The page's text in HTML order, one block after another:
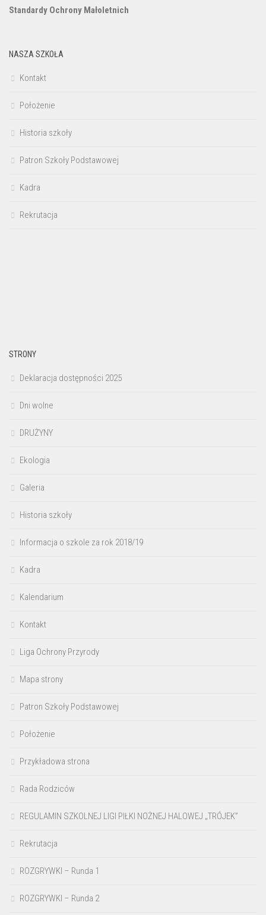
Standardy Ochrony Małoletnich
NASZA SZKOŁA
Kontakt
Położenie
Historia szkoły
Patron Szkoły Podstawowej
Kadra
Rekrutacja
STRONY
Deklaracja dostępności 2025
Dni wolne
DRUŻYNY
Ekologia
Galeria
Historia szkoły
Informacja o szkole za rok 2018/19
Kadra
Kalendarium
Kontakt
Liga Ochrony Przyrody
Mapa strony
Patron Szkoły Podstawowej
Położenie
Przykładowa strona
Rada Rodziców
REGULAMIN SZKOLNEJ LIGI PIŁKI NOŻNEJ HALOWEJ „TRÓJEK”
Rekrutacja
ROZGRYWKI – Runda 1
ROZGRYWKI – Runda 2